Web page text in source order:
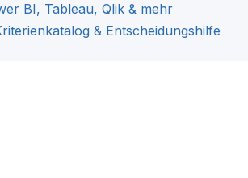
BI, Tableau, Qlik & mehr
& Entscheidungshilfe